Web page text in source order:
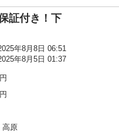
証付き！下
年8月8日 06:51
年8月5日 01:37
高原